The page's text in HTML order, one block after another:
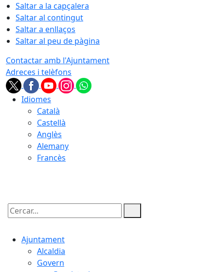
Saltar a la capçalera
Saltar al contingut
Saltar a enllaços
Saltar al peu de pàgina
Contactar amb l'Ajuntament
Adreces i telèfons
Idiomes
Català
Castellà
Anglès
Alemany
Francès
Cercar:
Ajuntament
Alcaldia
Govern